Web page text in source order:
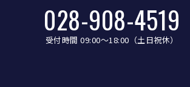
028-908-4519
受付時間 09:00〜18:00（土日祝休）